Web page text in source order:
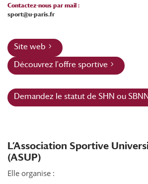
Contactez-nous par mail :
sport@u-paris.fr
Site web
Découvrez l'offre sportive
Demandez le statut de SHN ou
L’Association Sportive
(ASUP)
Elle organise :